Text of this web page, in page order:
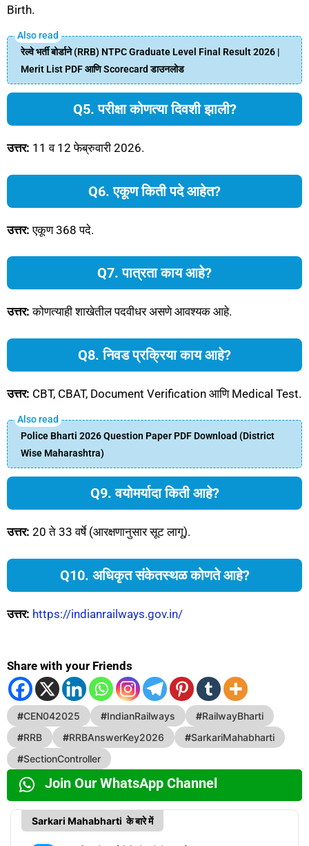
Birth.
रेल्वे भर्ती बोर्डाने (RRB) NTPC Graduate Level Final Result 2026 |
Merit List PDF आणि Scorecard डाउनलोड
Q5. परीक्षा कोणत्या दिवशी झाली?
उत्तर: 11 व 12 फेब्रुवारी 2026.
Q6. एकूण किती पदे आहेत?
उत्तर: एकूण 368 पदे.
Q7. पात्रता काय आहे?
उत्तर: कोणत्याही शाखेतील पदवीधर असणे आवश्यक आहे.
Q8. निवड प्रक्रिया काय आहे?
उत्तर: CBT, CBAT, Document Verification आणि Medical Test.
Police Bharti 2026 Question Paper PDF Download (District
Wise Maharashtra)
Q9. वयोमर्यादा किती आहे?
उत्तर: 20 ते 33 वर्षे (आरक्षणानुसार सूट लागू).
Q10. अधिकृत संकेतस्थळ कोणते आहे?
उत्तर: https://indianrailways.gov.in/
Share with your Friends
#CEN042025 #IndianRailways #RailwayBharti
#RRB #RRBAnswerKey2026 #SarkariMahabharti
#SectionController
Join Our WhatsApp Channel
Sarkari Mahabharti के बारे में